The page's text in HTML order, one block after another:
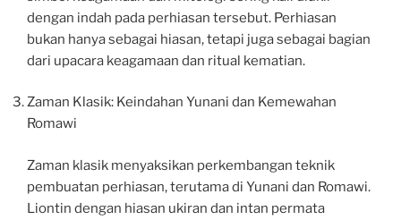
dengan indah pada perhiasan tersebut. Perhiasan
bukan hanya sebagai hiasan, tetapi juga sebagai bagian
dari upacara keagamaan dan ritual kematian.
Zaman Klasik: Keindahan Yunani dan Kemewahan
Romawi
Zaman klasik menyaksikan perkembangan teknik
pembuatan perhiasan, terutama di Yunani dan Romawi.
Liontin dengan hiasan ukiran dan intan permata